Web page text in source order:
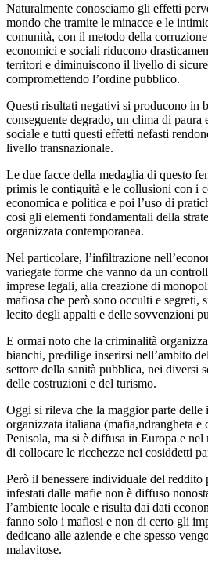
Naturalmente conosciamo gli effetti
mondo che tramite le minacce e le
comunità, con il metodo della
economici e sociali riducono
territori e diminuiscono il livello di
compromettendo l’ordine pubblico.
Questi risultati negativi si producono in
conseguente degrado, un clima di paura
sociale e tutti questi effetti nefasti
livello transnazionale.
Le due facce della medaglia di questo
primis le contiguità e le collusioni con i
economica e politica e poi l’uso di
cosi gli elementi fondamentali della
organizzata contemporanea.
Nel particolare, l’infiltrazione
variegate forme che vanno da un
imprese legali, alla creazione di
mafiosa che però sono occulti e segreti,
lecito degli appalti e delle sovvenzioni
E ormai noto che la criminalità
bianchi, predilige inserirsi nell’ambito
settore della sanità pubblica, nei diversi
delle costruzioni e del turismo.
Oggi si rileva che la maggior parte delle
organizzata italiana (mafia,ndrangheta e
Penisola, ma si è diffusa in Europa e
di collocare le ricchezze nei cosiddetti
Però il benessere individuale del
infestati dalle mafie non è diffuso
l’ambiente locale e risulta dai dati
fanno solo i mafiosi e non di certo gli
dedicano alle aziende e che spesso
malavitose.